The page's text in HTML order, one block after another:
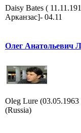
Daisy Bates (
Арканзас]- 04.11
Олег Анатольевич
Oleg Lure
(Russia)